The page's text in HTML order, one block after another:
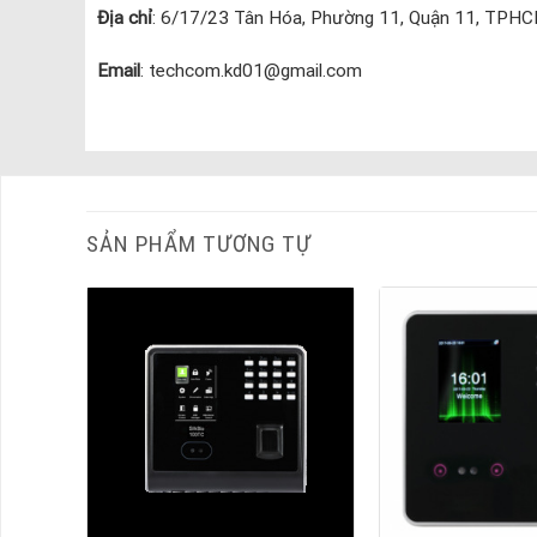
Địa chỉ: 6/17/23 Tân Hóa, Phường 11, Quận 11,
Email: techcom.kd01@gmail.com
SẢN PHẨM TƯƠNG TỰ